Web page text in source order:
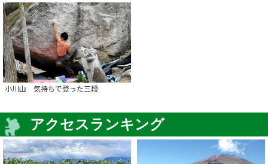
小川山 気持ちで登った三段
アクセスランキング